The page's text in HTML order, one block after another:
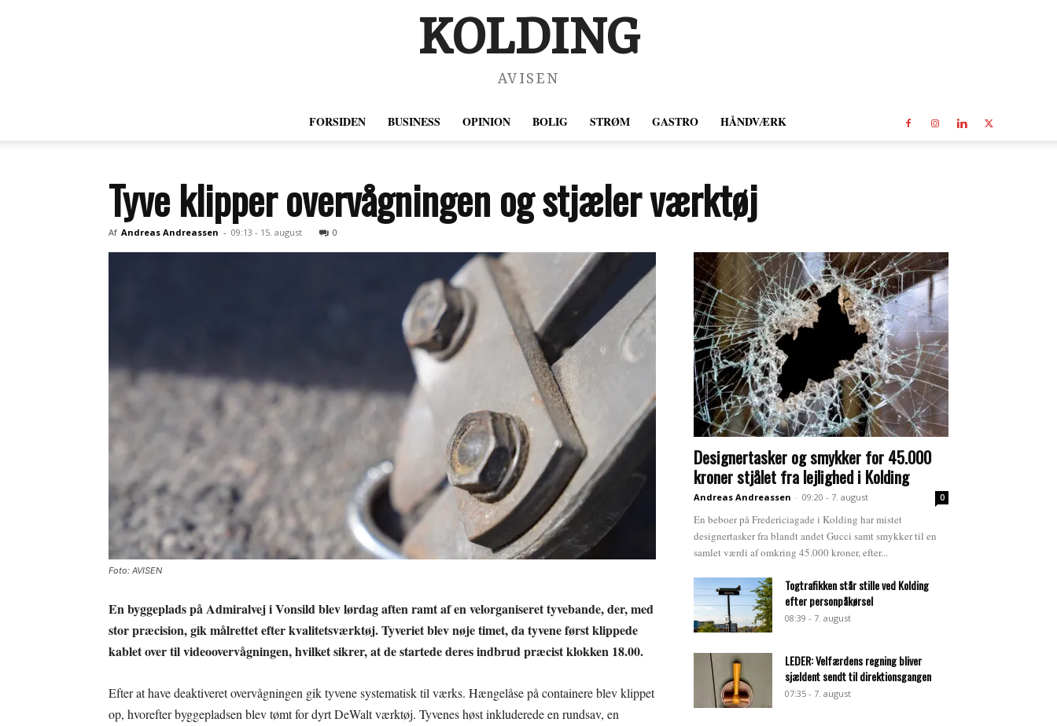
KOLDING
AVISEN
FORSIDEN BUSINESS OPINION BOLIG STRØM GASTRO HÅNDVÆRK
Tyve klipper overvågningen og stjæler værktøj
Af Andreas Andreassen - 09:13 - 15. august 0
Foto: AVISEN
En byggeplads på Admiralvej i Vonsild blev lørdag aften ramt af en velorganiseret tyvebande, der, med
stor præcision, gik målrettet efter kvalitetsværktøj. Tyveriet blev nøje timet, da tyvene først klippede
kablet over til videoovervågningen, hvilket sikrer, at de startede deres indbrud præcist klokken 18.00.
Efter at have deaktiveret overvågningen gik tyvene systematisk til værks. Hængelåse på containere blev klippet
op, hvorefter byggepladsen blev tømt for dyrt DeWalt værktøj. Tyvenes høst inkluderede en rundsav, en
Designertasker og smykker for 45.000
kroner stjålet fra lejlighed i Kolding
Andreas Andreassen - 09:20 - 7. august 0
En beboer på Fredericiagade i Kolding har mistet
designertasker fra blandt andet Gucci samt smykker til en
samlet værdi af omkring 45.000 kroner, efter...
Togtrafikken står stille ved Kolding
efter personpåkørsel
08:39 - 7. august
LEDER: Velfærdens regning bliver
sjældent sendt til direktionsgangen
07:35 - 7. august